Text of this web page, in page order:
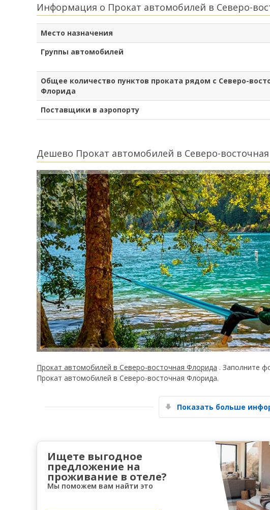
Информация о Прокат автомобилей в Северо-
Место назначения
Группы автомобилей
Общее количество пунктов проката рядом с Северо-
Флорида
Поставщики в аэропорту
Дешево Прокат автомобилей в Северо-
Прокат автомобилей в Северо-восточная Флорида . Заполните
Прокат автомобилей в Северо-восточная Флорида.
Показать больше
Ищете выгодное
предложение на
проживание в отеле?
Мы поможем вам найти это